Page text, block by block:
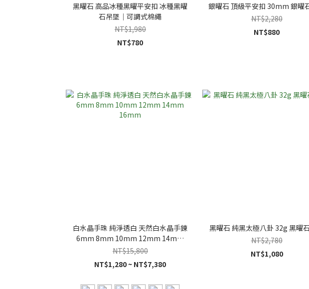
黑曜石 高品冰種黑曜平安扣 冰種黑曜
石吊墜｜可調式棉繩
NT$1,980
NT$780
銀曜石 頂級平安扣 30mm 銀曜
NT$2,280
NT$880
白水晶手珠 純淨透白 天然白水晶手鍊
6mm 8mm 10mm 12mm 14mm
16mm
NT$15,800
NT$1,280 ~ NT$7,380
黑曜石 純黑太極八卦 32g 黑曜
NT$2,780
NT$1,080